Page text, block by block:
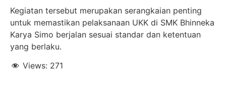
Kegiatan tersebut merupakan serangkaian penting
untuk memastikan pelaksanaan UKK di SMK Bhinneka
Karya Simo berjalan sesuai standar dan ketentuan
yang berlaku.
Views: 271